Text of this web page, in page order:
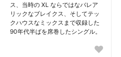
ス、当時の XL ならではなバレア
リックなブレイクス、そしてテッ
クハウスなミックスまで収録した
90年代半ばを席巻したシングル。